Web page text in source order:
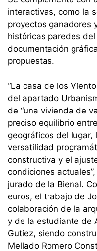
interactivas, como la
proyectos ganadores
históricas paredes
documentación
propuestas.
“La casa de los
del apartado
de “una vivienda de
preciso equilibrio
geográficos del lugar,
versatilidad
constructiva y el
condiciones
jurado de la Bienal.
euros, el trabajo de
colaboración de la
y de la estudiante de
Gutiez, siendo
Mellado Romero